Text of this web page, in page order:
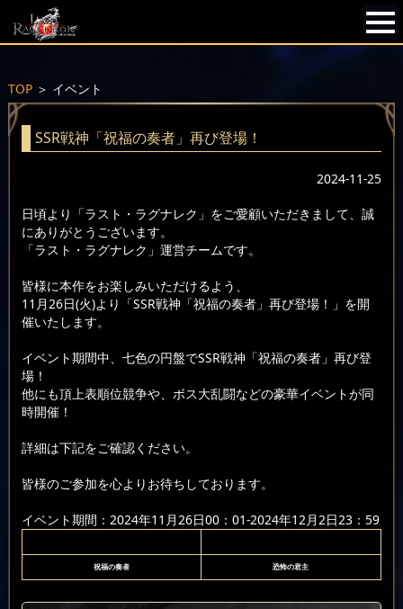
TOP＞ イベント
SSR戦神「祝福の奏者」再び登場！
2024-11-25
日頃より「ラスト・ラグナレク」をご愛顧いただきまして、誠
にありがとうございます。
「ラスト・ラグナレク」運営チームです。
皆様に本作をお楽しみいただけるよう、
11月26日(火)より「SSR戦神「祝福の奏者」再び登場！」を開
催いたします。
イベント期間中、七色の円盤でSSR戦神「祝福の奏者」再び登
場！
他にも頂上表順位競争や、ボス大乱闘などの豪華イベントが同
時開催！
詳細は下記をご確認ください。
皆様のご参加を心よりお待ちしております。
イベント期間：2024年11月26日00：01-2024年12月2日23：59
祝福の奏者 恐怖の君主